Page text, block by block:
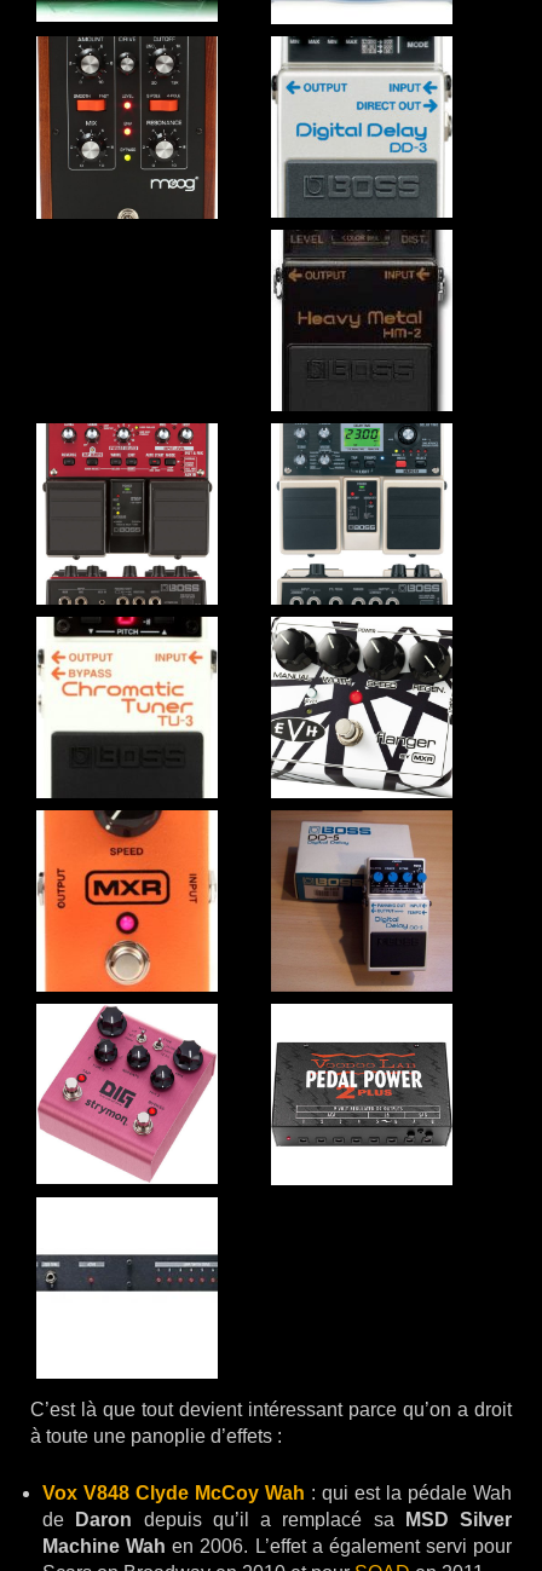
C’est là que tout devient intéressant parce qu’on a droit
à toute une panoplie d’effets :
Vox V848 Clyde McCoy Wah : qui est la pédale Wah
de
Daron depuis qu’il a remplacé sa
MSD Silver
Machine Wah en 2006. L’effet a également servi pour